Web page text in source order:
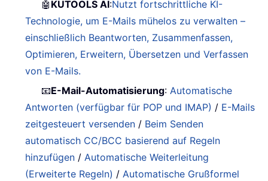
🤖 KUTOOLS AI:Nutzt fortschrittliche KI-
Technologie, um E-Mails mühelos zu verwalten –
einschließlich Beantworten, Zusammenfassen,
Optimieren, Erweitern, Übersetzen und Verfassen
von E-Mails.
📧E-Mail-Automatisierung:Automatische
Antworten (verfügbar für POP und IMAP) / E-Mails
zeitgesteuert versenden / Beim Senden
automatisch CC/BCC basierend auf Regeln
hinzufügen /Automatische Weiterleitung
(Erweiterte Regeln) /Automatische Grußformel